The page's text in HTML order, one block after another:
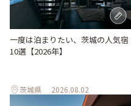
一度は泊まりたい、茨城の人気宿
10選【2026年】
茨城県 2026.08.02